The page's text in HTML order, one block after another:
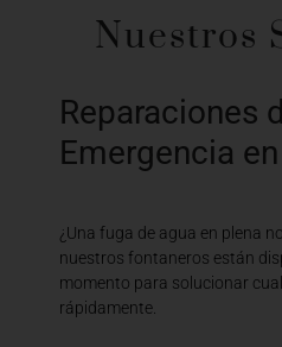
Nuestros
Reparaciones
Emergencia
¿Una fuga de agua en plena
nuestros fontaneros están
momento para solucionar
rápidamente.